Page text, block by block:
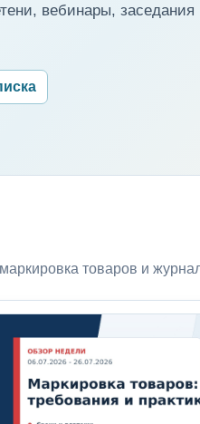
вебинары, заседания
товаров и